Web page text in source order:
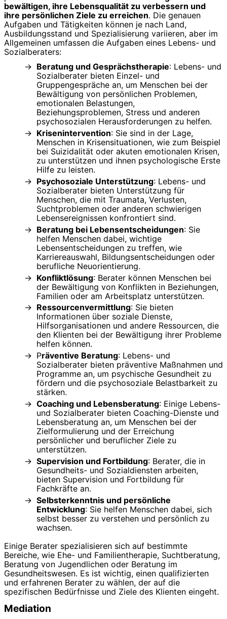
bewältigen, ihre Lebensqualität zu verbessern und
ihre persönlichen Ziele zu erreichen. Die genauen
Aufgaben und Tätigkeiten können je nach Land,
Ausbildungsstand und Spezialisierung variieren, aber im
Allgemeinen umfassen die Aufgaben eines Lebens- und
Sozialberaters:
Beratung und Gesprächstherapie: Lebens- und
Sozialberater bieten Einzel- und
Gruppengespräche an, um Menschen bei der
Bewältigung von persönlichen Problemen,
emotionalen Belastungen,
Beziehungsproblemen, Stress und anderen
psychosozialen Herausforderungen zu helfen.
Krisenintervention: Sie sind in der Lage,
Menschen in Krisensituationen, wie zum Beispiel
bei Suizidalität oder akuten emotionalen Krisen,
zu unterstützen und ihnen psychologische Erste
Hilfe zu leisten.
Psychosoziale Unterstützung: Lebens- und
Sozialberater bieten Unterstützung für
Menschen, die mit Traumata, Verlusten,
Suchtproblemen oder anderen schwierigen
Lebensereignissen konfrontiert sind.
Beratung bei Lebensentscheidungen: Sie
helfen Menschen dabei, wichtige
Lebensentscheidungen zu treffen, wie
Karriereauswahl, Bildungsentscheidungen oder
berufliche Neuorientierung.
Konfliktlösung: Berater können Menschen bei
der Bewältigung von Konflikten in Beziehungen,
Familien oder am Arbeitsplatz unterstützen.
Ressourcenvermittlung: Sie bieten
Informationen über soziale Dienste,
Hilfsorganisationen und andere Ressourcen, die
den Klienten bei der Bewältigung ihrer Probleme
helfen können.
Präventive Beratung: Lebens- und
Sozialberater bieten präventive Maßnahmen und
Programme an, um psychische Gesundheit zu
fördern und die psychosoziale Belastbarkeit zu
stärken.
Coaching und Lebensberatung: Einige Lebens-
und Sozialberater bieten Coaching-Dienste und
Lebensberatung an, um Menschen bei der
Zielformulierung und der Erreichung
persönlicher und beruflicher Ziele zu
unterstützen.
Supervision und Fortbildung: Berater, die in
Gesundheits- und Sozialdiensten arbeiten,
bieten Supervision und Fortbildung für
Fachkräfte an.
Selbsterkenntnis und persönliche
Entwicklung: Sie helfen Menschen dabei, sich
selbst besser zu verstehen und persönlich zu
wachsen.
Einige Berater spezialisieren sich auf bestimmte
Bereiche, wie Ehe- und Familientherapie, Suchtberatung,
Beratung von Jugendlichen oder Beratung im
Gesundheitswesen. Es ist wichtig, einen qualifizierten
und erfahrenen Berater zu wählen, der auf die
spezifischen Bedürfnisse und Ziele des Klienten eingeht.
Mediation